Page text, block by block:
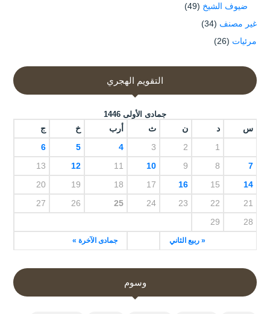
ضيوف الشيخ (49)
غير مصنف (34)
مرئيات (26)
التقويم الهجري
جمادى الأولى 1446
س د ن ث أرب خ ج
« ربيع الثاني جمادى الآخرة »
1
2
3
4
5
6
7
8
9
10
11
12
13
14
15
16
17
18
19
20
21
22
23
24
25
26
27
28
29
وسوم